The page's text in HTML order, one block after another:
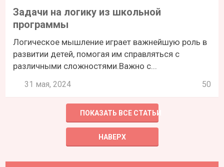
Задачи на логику из школьной
программы
Логическое мышление играет важнейшую роль в
развитии детей, помогая им справляться с
различными сложностями.Важно с...
31 мая, 2024 50
ПОКАЗАТЬ ВСЕ СТАТЬИ
НАВЕРХ